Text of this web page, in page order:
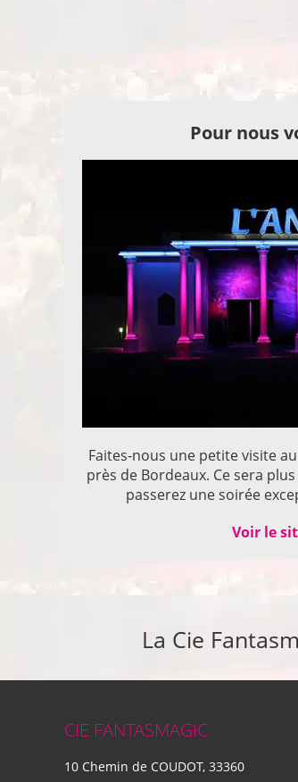
Pour nous
Faites-nous une petite visite
près de Bordeaux. Ce sera
passerez une soirée
Voir le
La Cie
CIE FANTASMAGIC
10 Chemin de COUDOT, 33360